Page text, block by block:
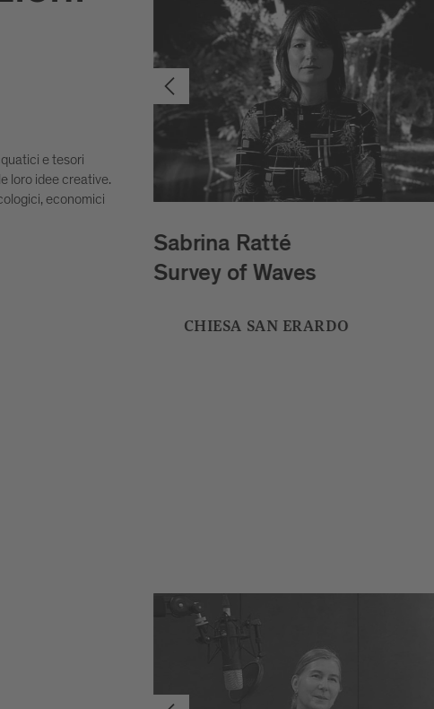
e tesori
loro idee creative.
economici
Playmodes
HORIZON
SCUOLA DI MUSICA DI